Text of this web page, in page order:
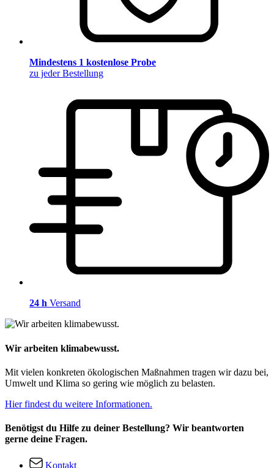
Mindestens 1 kostenlose Probe
zu jeder Bestellung
24 h Versand
Wir arbeiten klimabewusst.
Mit vielen konkreten ökologischen Maßnahmen tragen wir dazu bei,
Umwelt und Klima so gering wie möglich zu belasten.
Hier findest du weitere Informationen.
Benötigst du Hilfe zu deiner Bestellung? Wir beantworten
gerne deine Fragen.
Kontakt